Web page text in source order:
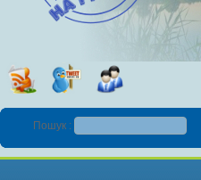
Пошук :